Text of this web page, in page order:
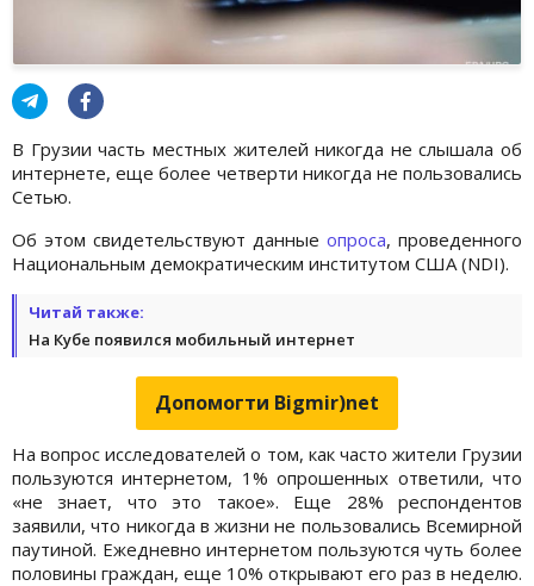
В Грузии часть местных жителей никогда не слышала об
интернете, еще более четверти никогда не пользовались
Сетью.
Об этом свидетельствуют данные опроса, проведенного
Национальным демократическим институтом США (NDI).
Читай также:
На Кубе появился мобильный интернет
Допомогти Bigmir)net
На вопрос исследователей о том, как часто жители Грузии
пользуются интернетом, 1% опрошенных ответили, что
«не знает, что это такое». Еще 28% респондентов
заявили, что никогда в жизни не пользовались Всемирной
паутиной. Ежедневно интернетом пользуются чуть более
половины граждан, еще 10% открывают его раз в неделю.